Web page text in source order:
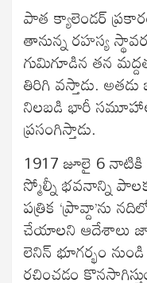
పాత క్యాలెండర్‍
తానున్న రహస్య
గుమిగూడిన తన
తిరిగి వస్తాడు.
నిలబడి భారీ
ప్రసంగిస్తాడు.
1917 జూలై 6
స్మోల్నీ భవనాన్ని
పత్రిక ‘ప్రావ్దా’ను
చేయాలని ఆదేశాలు
లెనిన్‍ భూగర్భం
రచించడం